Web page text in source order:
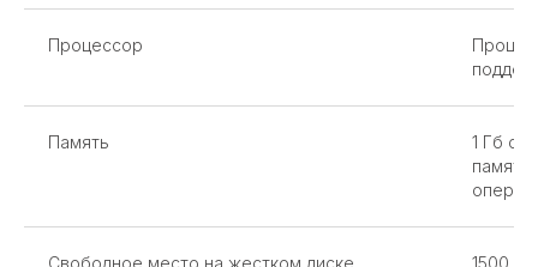
Процессор
Память
1 Гб
памяти